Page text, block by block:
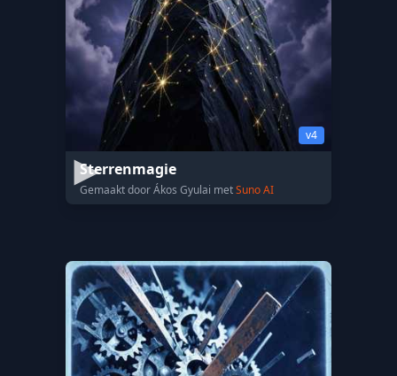
v4
Sterrenmagie
Gemaakt door Ákos Gyulai metSuno AI